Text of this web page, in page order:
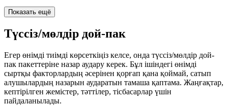
Показать ещё
Түссіз/мөлдір дой-пак
Егер өнімді тиімді көрсеткіңіз келсе, онда түссіз/мөлдір дой-
пак пакеттеріне назар аудару керек. Бұл ішіндегі өнімді
сыртқы факторлардың әсерінен қорғап қана қоймай, сатып
алушылардың назарын аударатын тамаша қаптама. Жаңғақтар,
кептірілген жемістер, тәттілер, тісбасарлар үшін
пайдаланылады.